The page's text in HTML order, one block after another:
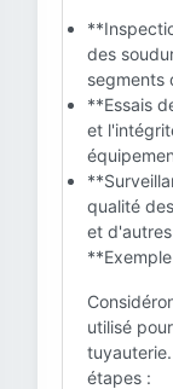
des
segments
**Essais
et
qualité
et
utilisé
étapes :